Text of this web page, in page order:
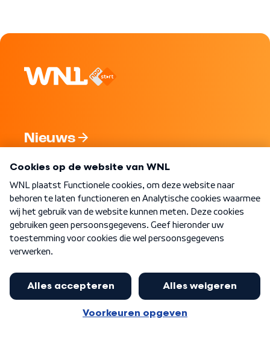
Nieuws
Nieuwsbrief
Word Lid